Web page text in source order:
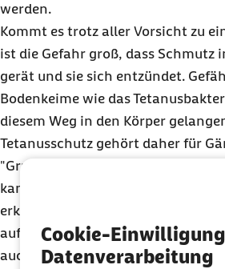
Cookie-
Datenverarbeitung
werden.
Kommt es trotz aller Vorsicht zu
ist die Gefahr groß, dass Schmutz
gerät und sie sich entzündet.
Bodenkeime wie das
diesem Weg in den Körper
Tetanusschutz gehört daher für
"Grundausstattung". Ob der
kann der Hausarzt anhand des
erkennen und gegebenenfalls die
auffrischen. Bei schönstem
auch bei bewölktem Himmel, ist